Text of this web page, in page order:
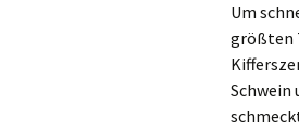
Um
größten
Schwein